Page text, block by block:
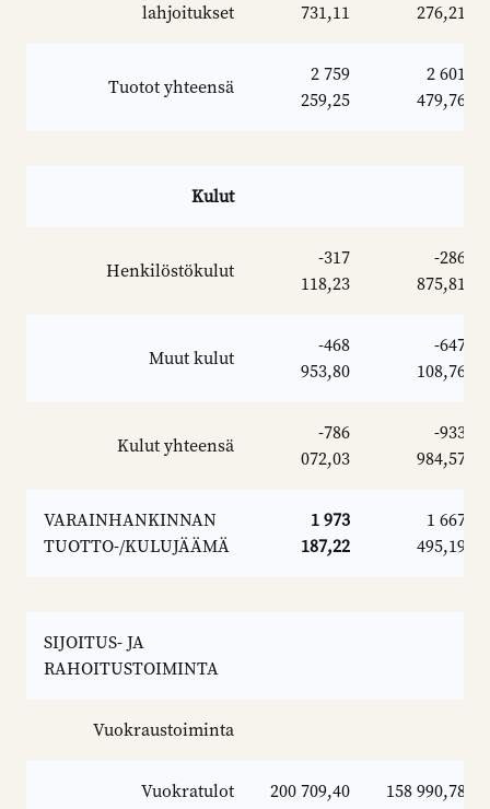
lahjoitukset
731,11
276,21
Tuotot yhteensä
2 759
259,25
2 601
479,76
Kulut
Henkilöstökulut
-317
118,23
-286
875,81
Muut kulut
-468
953,80
-647
108,76
Kulut yhteensä
-786
072,03
-933
984,57
VARAINHANKINNAN
TUOTTO-/KULUJÄÄMÄ
1 973
187,22
1 667
495,19
SIJOITUS- JA
RAHOITUSTOIMINTA
Vuokraustoiminta
Vuokratulot 200 709,40 158 990,78